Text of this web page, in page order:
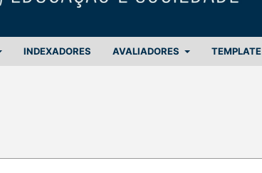
INDEXADORES AVALIADORES TEMPLATE